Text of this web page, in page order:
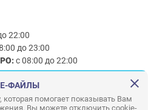
22:00
до 23:00
:с 08:00 до 22:00
ФАЙЛЫ
которая помогает показывать Вам
Вы можете отключить cookie-